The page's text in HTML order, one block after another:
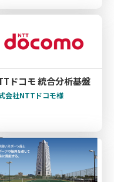
ドコモ 統合分析基盤
会社NTTドコモ様